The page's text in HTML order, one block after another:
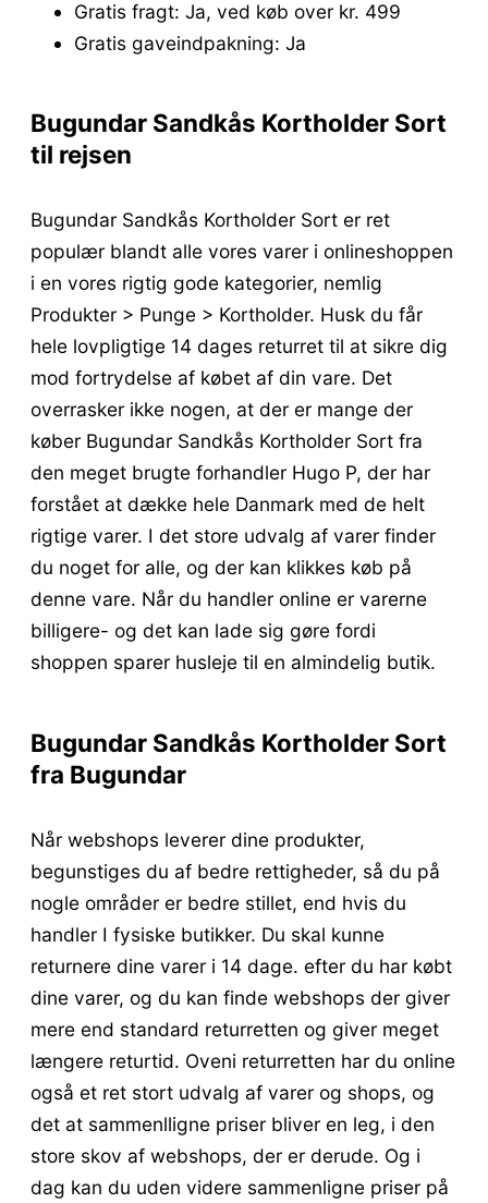
Gratis fragt: Ja, ved køb over kr. 499
Gratis gaveindpakning: Ja
Bugundar Sandkås Kortholder Sort
til rejsen
Bugundar Sandkås Kortholder Sort er ret
populær blandt alle vores varer i onlineshoppen
i en vores rigtig gode kategorier, nemlig
Produkter > Punge > Kortholder. Husk du får
hele lovpligtige 14 dages returret til at sikre dig
mod fortrydelse af købet af din vare. Det
overrasker ikke nogen, at der er mange der
køber Bugundar Sandkås Kortholder Sort fra
den meget brugte forhandler Hugo P, der har
forstået at dække hele Danmark med de helt
rigtige varer. I det store udvalg af varer finder
du noget for alle, og der kan klikkes køb på
denne vare. Når du handler online er varerne
billigere- og det kan lade sig gøre fordi
shoppen sparer husleje til en almindelig butik.
Bugundar Sandkås Kortholder Sort
fra Bugundar
Når webshops leverer dine produkter,
begunstiges du af bedre rettigheder, så du på
nogle områder er bedre stillet, end hvis du
handler I fysiske butikker. Du skal kunne
returnere dine varer i 14 dage. efter du har købt
dine varer, og du kan finde webshops der giver
mere end standard returretten og giver meget
længere returtid. Oveni returretten har du online
også et ret stort udvalg af varer og shops, og
det at sammenlligne priser bliver en leg, i den
store skov af webshops, der er derude. Og i
dag kan du uden videre sammenligne priser på